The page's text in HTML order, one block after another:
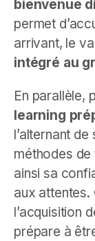
bienvenue
permet
arrivant, le
intégré au
En parallèle,
learning
l’alternant
méthodes de
ainsi sa
aux attentes.
l’acquisition
prépare à